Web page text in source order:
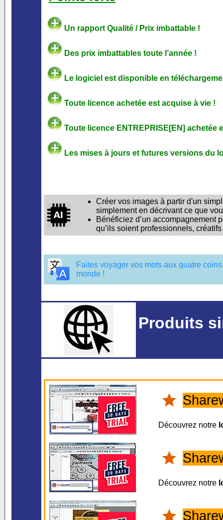
Un rapport Qualité / Prix imbattable !
Des prix imbattables toute l’année !
Le logiciel est disponible en
Toute licence achetée est acquise à vie !
Toute licence ENTREPRISE[EN] achetée
Les mises à jours et futures versions du
Créer vos images à partir d'un
simplement en décrivant ce que
Bénéficiez d’un accompagnement
qu’ils soient professionnels,
Faites voyager vos mots aux quatre
monde !
Produits
Découvrez notre
Découvrez notre